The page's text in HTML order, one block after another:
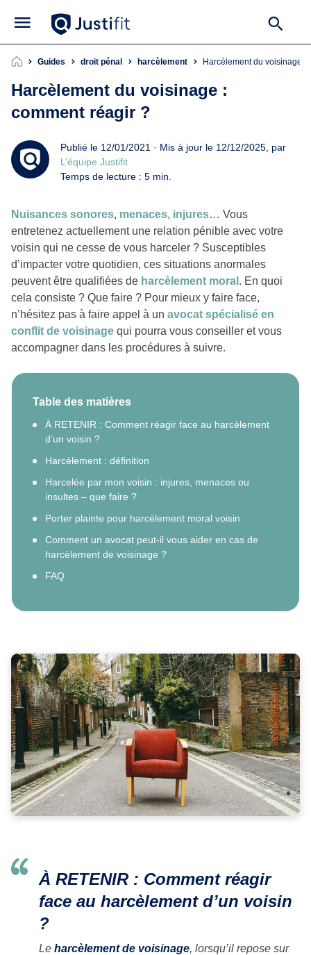
Guides droit pénal harcèlement Harcèlement du voisinage
Harcèlement du voisinage :
comment réagir ?
Publié le 12/01/2021 · Mis à jour le 12/12/2025, par
L’équipe Justifit
Temps de lecture : 5 min.
Nuisances sonores, menaces, injures… Vous
entretenez actuellement une relation pénible avec votre
voisin qui ne cesse de vous harceler ? Susceptibles
d’impacter votre quotidien, ces situations anormales
peuvent être qualifiées de harcèlement moral . En quoi
cela consiste ? Que faire ? Pour mieux y faire face,
n’hésitez pas à faire appel à un avocat spécialisé en
conflit de voisinage qui pourra vous conseiller et vous
accompagner dans les procédures à suivre.
Table des matières
À RETENIR : Comment réagir face au harcèlement
d’un voisin ?
Harcèlement : définition
Harcelée par mon voisin : injures, menaces ou
insultes – que faire ?
Porter plainte pour harcèlement moral voisin
Comment un avocat peut-il vous aider en cas de
harcèlement de voisinage ?
FAQ
À RETENIR : Comment réagir
face au harcèlement d’un voisin
?
Le harcèlement de voisinage, lorsqu’il repose sur